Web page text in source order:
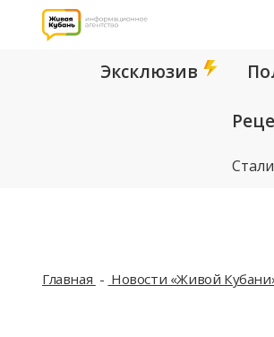
Эксклюзив
Главная Новости «Живой